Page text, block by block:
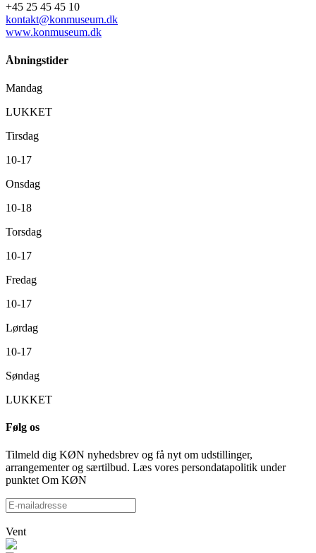
+45 25 45 45 10
kontakt@konmuseum.dk
www.konmuseum.dk
Åbningstider
Mandag
LUKKET
Tirsdag
10-17
Onsdag
10-18
Torsdag
10-17
Fredag
10-17
Lørdag
10-17
Søndag
LUKKET
Følg os
Tilmeld dig KØN nyhedsbrev og få nyt om udstillinger,
arrangementer og særtilbud. Læs vores persondatapolitik under
punktet Om KØN
Vent